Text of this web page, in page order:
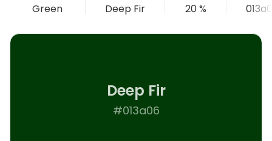
Green Deep Fir 20 %
Deep Fir
#013a06